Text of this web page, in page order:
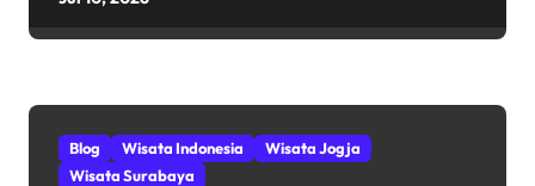
Blog Wisata Indonesia
Wisata Jogja
Wisata Surabaya